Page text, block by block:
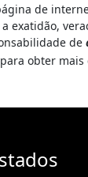
de
exatidão,
de
obter mais